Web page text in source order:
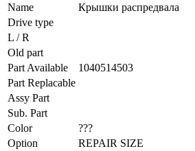
Name
Крышки распредвала
Drive type
L / R
Old part
Part Available
1040514503
Part Replacable
Assy Part
Sub. Part
Color
???
Option
REPAIR SIZE